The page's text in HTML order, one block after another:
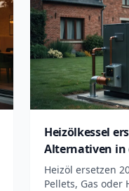
Heizölkessel
Alternativen in
Förderungen,
Heizöl ersetzen
Pellets, Gas